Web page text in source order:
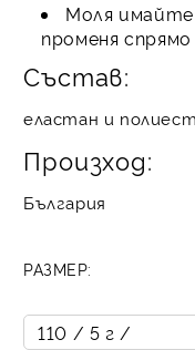
Моля имайте
променя
Състав:
еластан и
Произход:
България
РАЗМЕР: